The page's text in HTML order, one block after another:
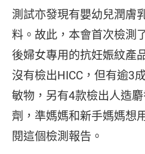
測試亦發現有嬰幼兒潤膚
料。故此，本會首次檢測
後婦女專用的抗妊娠紋產
沒有檢出HICC，但有逾3
敏物，另有4款檢出人造
劑，準媽媽和新手媽媽想
閱這個檢測報告。